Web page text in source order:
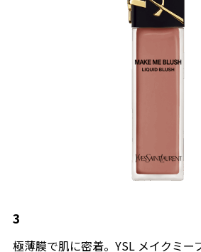
3
極薄膜で肌に密着。YSL メイクミー